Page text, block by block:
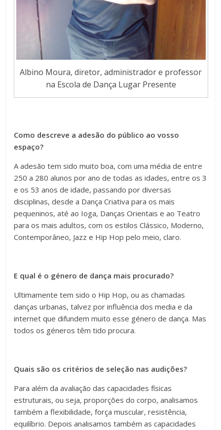
Albino Moura, diretor, administrador e professor
na Escola de Dança Lugar Presente
Como descreve a adesão do público ao vosso
espaço?
A adesão tem sido muito boa, com uma média de entre
250 a 280 alunos por ano de todas as idades, entre os 3
e os 53 anos de idade, passando por diversas
disciplinas, desde a Dança Criativa para os mais
pequeninos, até ao Ioga, Danças Orientais e ao Teatro
para os mais adultos, com os estilos Clássico, Moderno,
Contemporâneo, Jazz e Hip Hop pelo meio, claro.
E qual é o género de dança mais procurado?
Ultimamente tem sido o Hip Hop, ou as chamadas
danças urbanas, talvez por influência dos media e da
internet que difundem muito esse género de dança. Mas
todos os géneros têm tido procura.
Quais são os critérios de seleção nas audições?
Para além da avaliação das capacidades físicas
estruturais, ou seja, proporções do corpo, analisamos
também a flexibilidade, força muscular, resistência,
equilíbrio. Depois analisamos também as capacidades